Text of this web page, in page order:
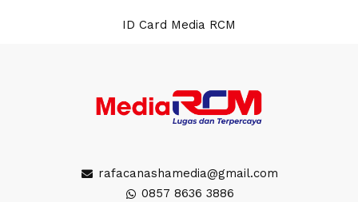
ID Card Media RCM
rafacanashamedia@gmail.com
0857 8636 3886